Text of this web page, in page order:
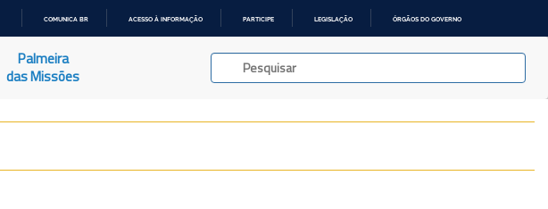
COMUNICA BR ACESSO À INFORMAÇÃO PARTICIPE LEGISLAÇÃO ÓRGÃOS DO GOVERNO
Palmeira
das Missões